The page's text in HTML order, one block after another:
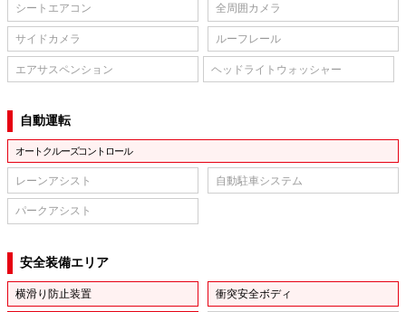
シートエアコン 全周囲カメラ
サイドカメラ ルーフレール
エアサスペンション ヘッドライトウォッシャー
自動運転
オートクルーズコントロール
レーンアシスト 自動駐車システム
パークアシスト
安全装備エリア
横滑り防止装置 衝突安全ボディ